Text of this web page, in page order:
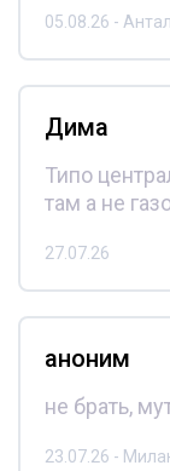
05.08.26 -
Дима
Типо
там а не
27.07.26
аноним
не брать,
23.07.26 -